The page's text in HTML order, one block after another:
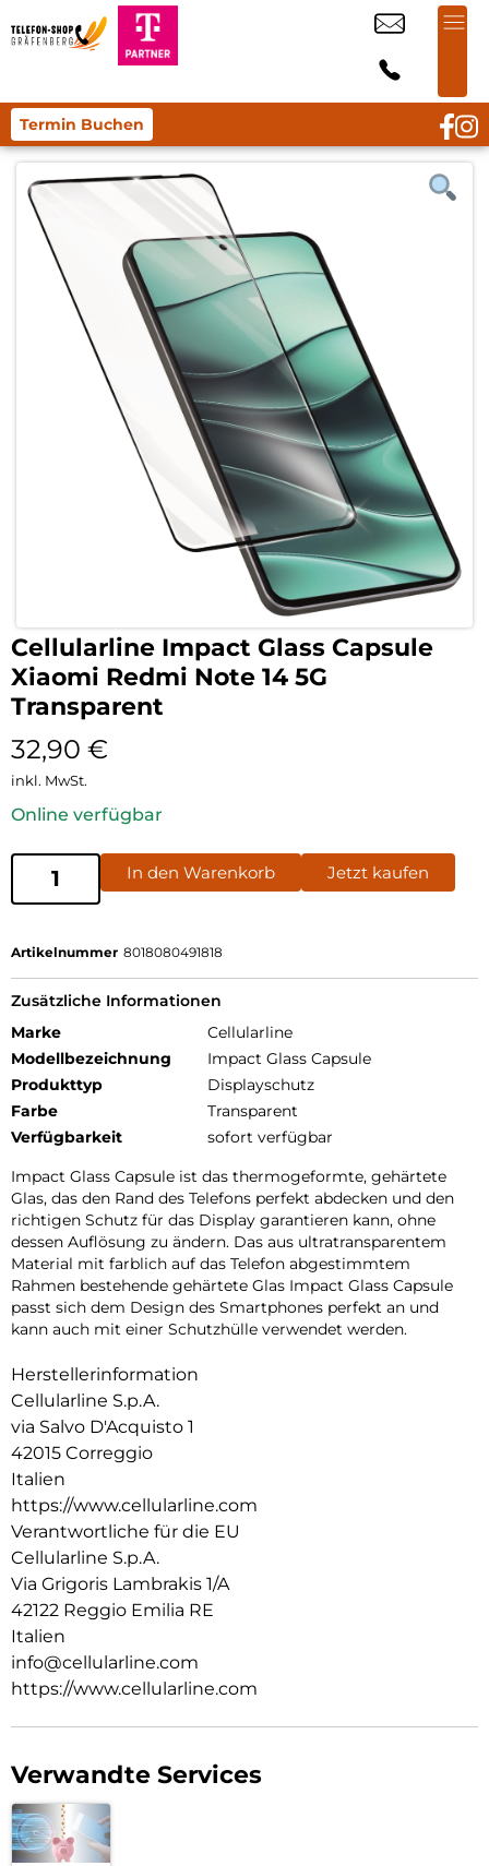
Termin Buchen
Cellularline Impact Glass Capsule
Xiaomi Redmi Note 14 5G
Transparent
32,90 €
inkl. MwSt.
Online verfügbar
In den Warenkorb Jetzt kaufen
Artikelnummer 8018080491818
Zusätzliche Informationen
Marke
Cellularline
Modellbezeichnung
Impact Glass Capsule
Produkttyp
Displayschutz
Farbe
Transparent
Verfügbarkeit
sofort verfügbar
Impact Glass Capsule ist das thermogeformte, gehärtete
Glas, das den Rand des Telefons perfekt abdecken und den
richtigen Schutz für das Display garantieren kann, ohne
dessen Auflösung zu ändern. Das aus ultratransparentem
Material mit farblich auf das Telefon abgestimmtem
Rahmen bestehende gehärtete Glas Impact Glass Capsule
passt sich dem Design des Smartphones perfekt an und
kann auch mit einer Schutzhülle verwendet werden.
Herstellerinformation
Cellularline S.p.A.
via Salvo D'Acquisto 1
42015 Correggio
Italien
https://www.cellularline.com
Verantwortliche für die EU
Cellularline S.p.A.
Via Grigoris Lambrakis 1/A
42122 Reggio Emilia RE
Italien
info@cellularline.com
https://www.cellularline.com
Verwandte Services